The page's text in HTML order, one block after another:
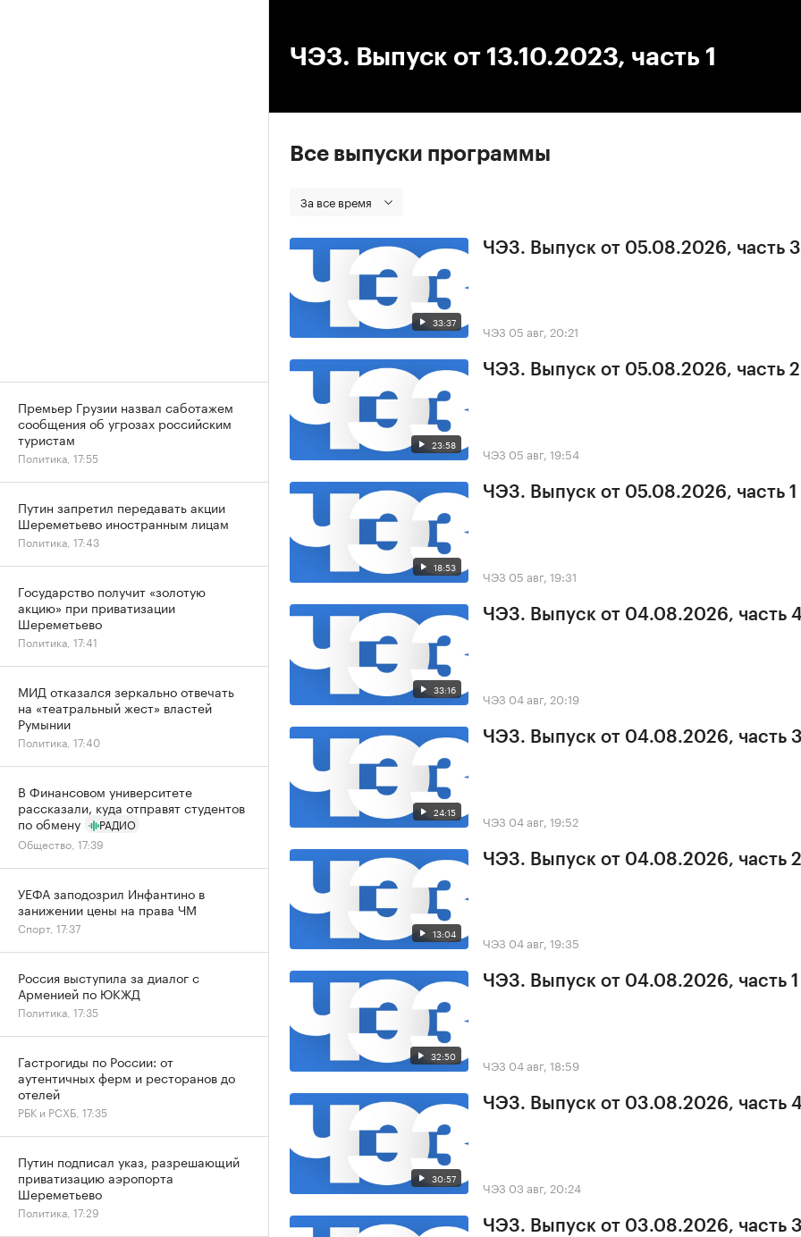
ЧЭЗ. Выпуск от 13.10.2023, часть 1
Все выпуски программы
За все время
33:37
ЧЭЗ. Выпуск от 05.08.2026, часть 3
ЧЭЗ 05 авг, 20:21
23:58
ЧЭЗ. Выпуск от 05.08.2026, часть 2
ЧЭЗ 05 авг, 19:54
18:53
ЧЭЗ. Выпуск от 05.08.2026, часть 1
ЧЭЗ 05 авг, 19:31
33:16
ЧЭЗ. Выпуск от 04.08.2026, часть
ЧЭЗ 04 авг, 20:19
24:15
ЧЭЗ. Выпуск от 04.08.2026, часть
ЧЭЗ 04 авг, 19:52
13:04
ЧЭЗ. Выпуск от 04.08.2026, часть 2
ЧЭЗ 04 авг, 19:35
32:50
ЧЭЗ. Выпуск от 04.08.2026, часть 1
ЧЭЗ 04 авг, 18:59
30:57
ЧЭЗ. Выпуск от 03.08.2026, часть
ЧЭЗ 03 авг, 20:24
ЧЭЗ. Выпуск от 03.08.2026, часть
Премьер Грузии назвал саботажем
сообщения об угрозах российским
туристам
Политика, 17:55
Путин запретил передавать акции
Шереметьево иностранным лицам
Политика, 17:43
Государство получит «золотую
акцию» при приватизации
Шереметьево
Политика, 17:41
МИД отказался зеркально отвечать
на «театральный жест» властей
Румынии
Политика, 17:40
В Финансовом университете
рассказали, куда отправят студентов
по обмену
РАДИО
Общество, 17:39
УЕФА заподозрил Инфантино в
занижении цены на права ЧМ
Спорт, 17:37
Россия выступила за диалог с
Арменией по ЮКЖД
Политика, 17:35
Гастрогиды по России: от
аутентичных ферм и ресторанов до
отелей
РБК и РСХБ, 17:35
Путин подписал указ, разрешающий
приватизацию аэропорта
Шереметьево
Политика, 17:29